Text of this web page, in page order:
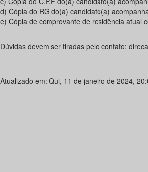
d) Cópia do RG do(a) candidato(a)
e) Cópia de comprovante de residência atual
Dúvidas devem ser tiradas pelo contato:
Atualizado em: Qui, 11 de janeiro de 2024,